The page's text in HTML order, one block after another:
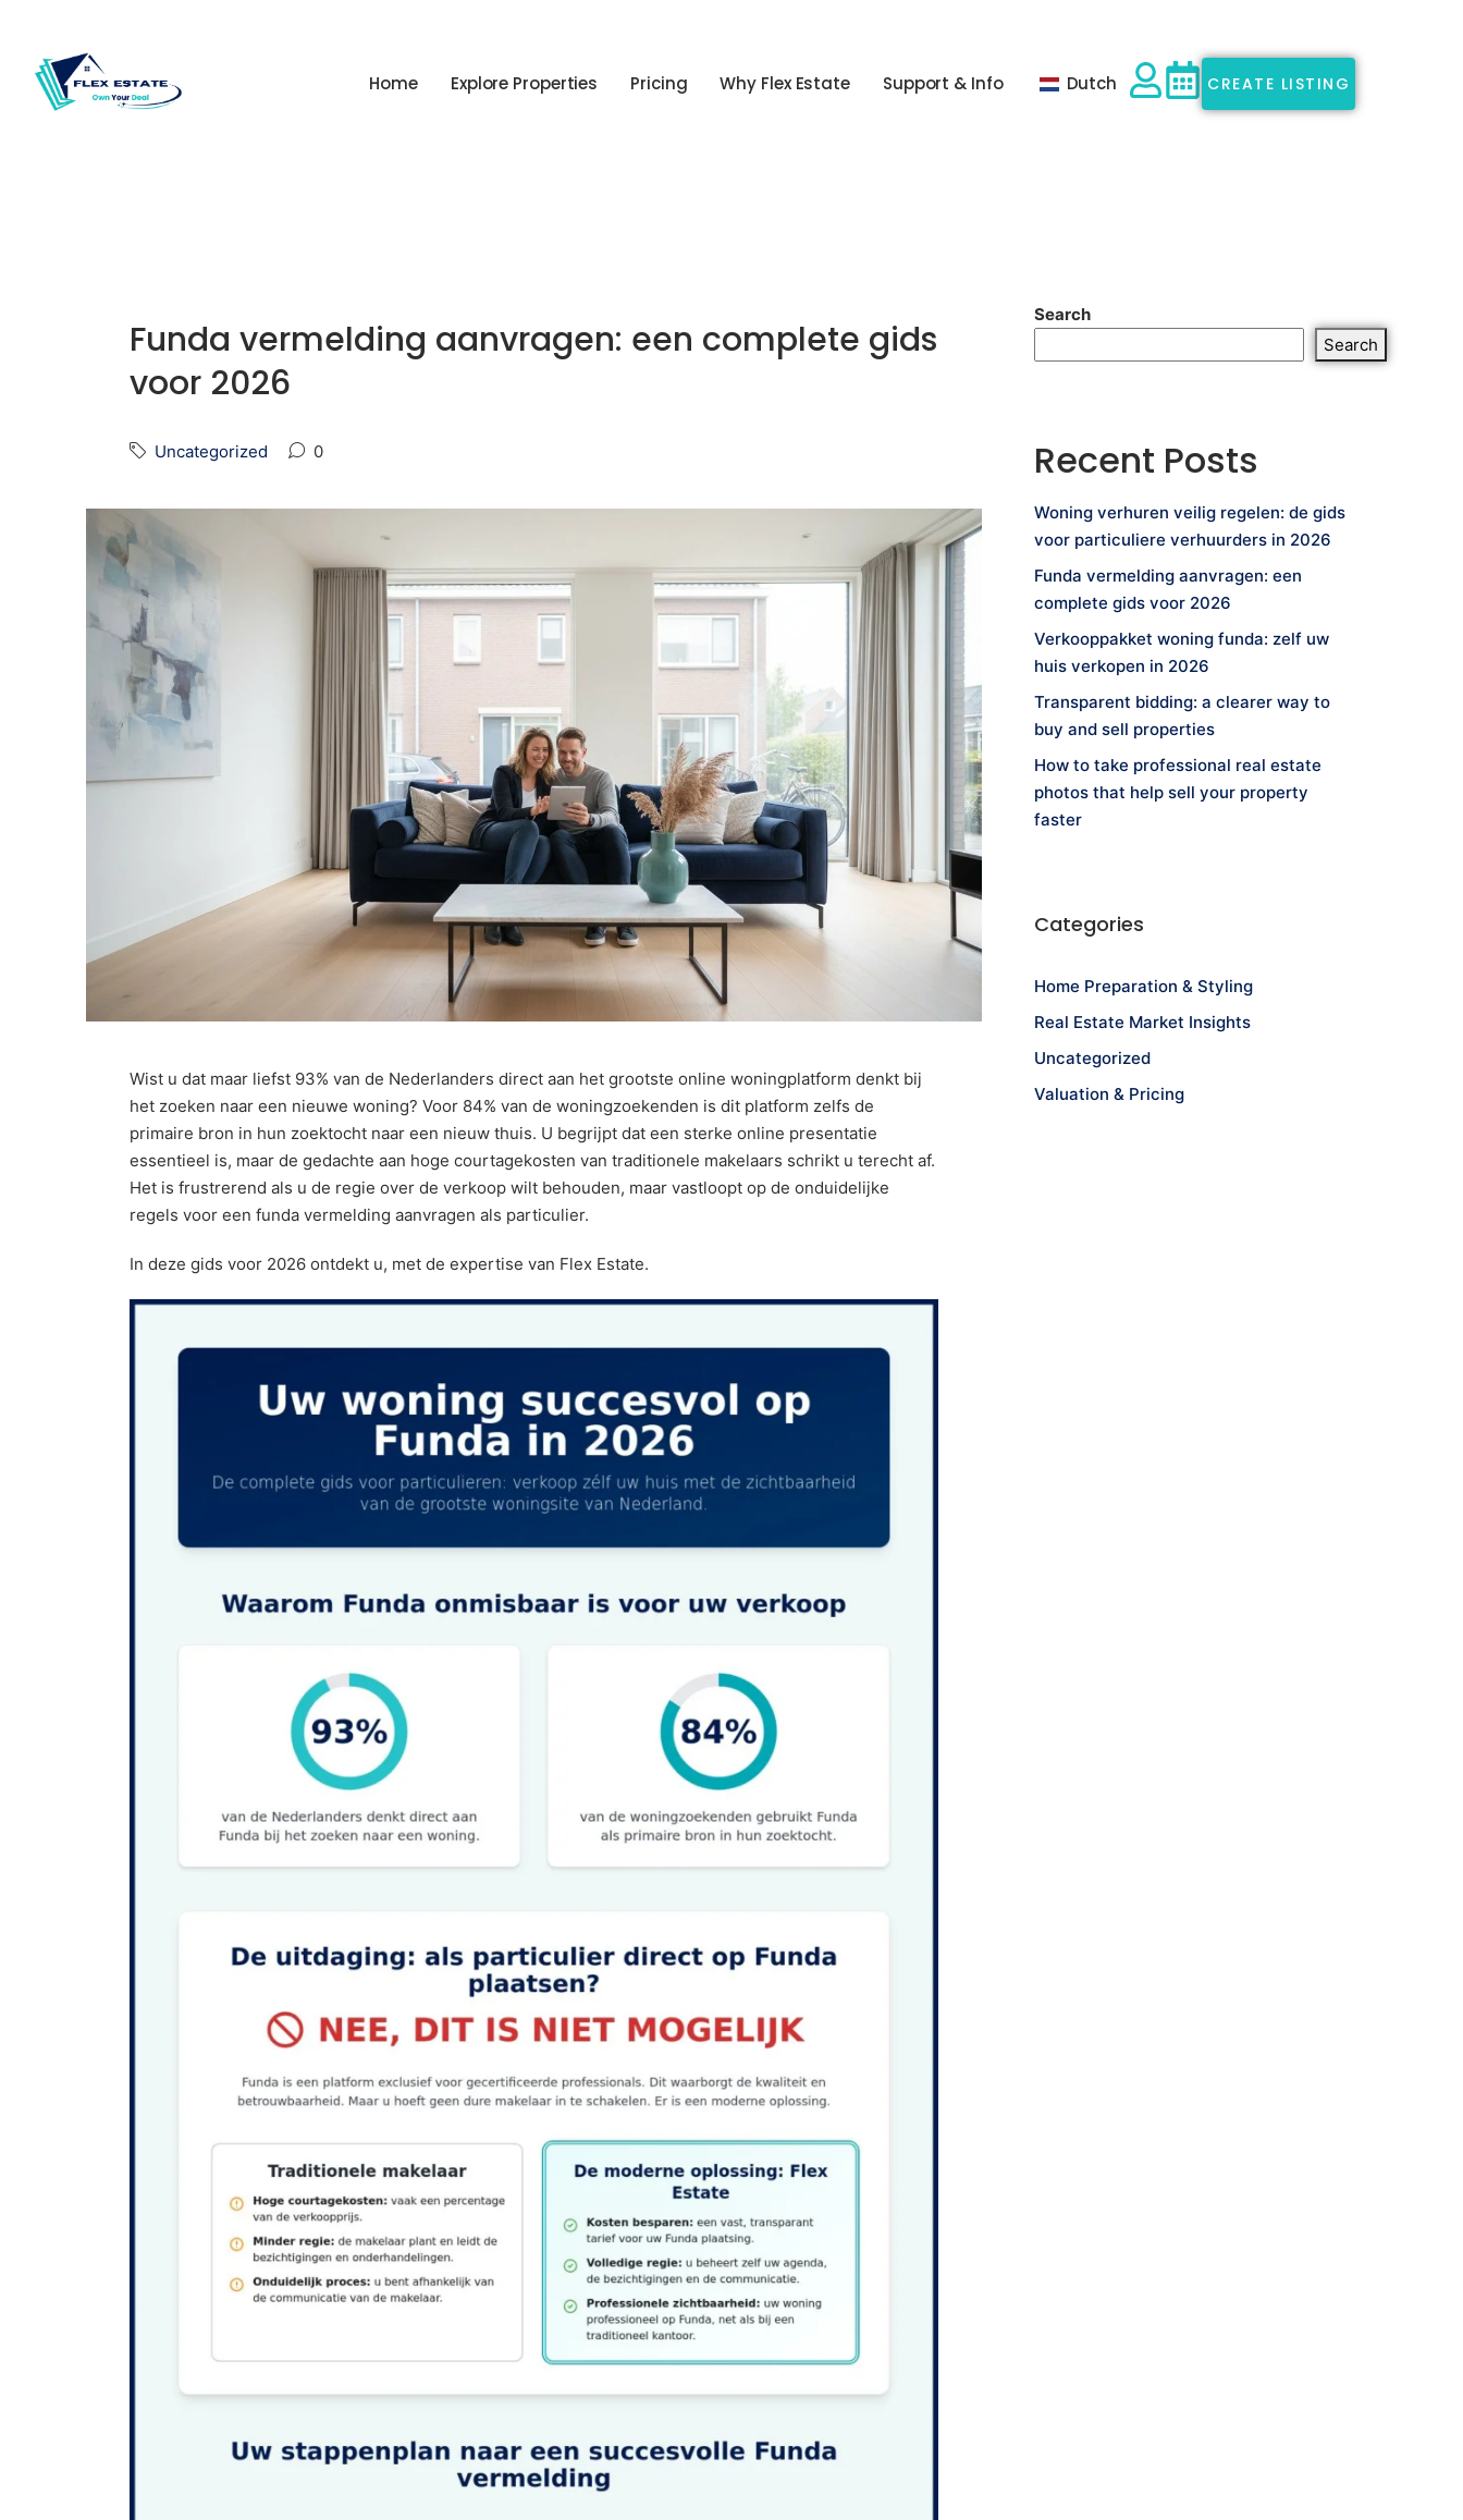
Home Explore Properties Pricing Why Flex Estate Support & Info Dutch CREATE LISTING
Funda vermelding aanvragen: een complete gids
voor 2026
Uncategorized 0
Wist u dat maar liefst 93% van de Nederlanders direct aan het grootste online woningplatform denkt bij
het zoeken naar een nieuwe woning? Voor 84% van de woningzoekenden is dit platform zelfs de
primaire bron in hun zoektocht naar een nieuw thuis. U begrijpt dat een sterke online presentatie
essentieel is, maar de gedachte aan hoge courtagekosten van traditionele makelaars schrikt u terecht af.
Het is frustrerend als u de regie over de verkoop wilt behouden, maar vastloopt op de onduidelijke
regels voor een funda vermelding aanvragen als particulier.
In deze gids voor 2026 ontdekt u, met de expertise van Flex Estate.
Search
Search
Recent Posts
Woning verhuren veilig regelen: de gids
voor particuliere verhuurders in 2026
Funda vermelding aanvragen: een
complete gids voor 2026
Verkooppakket woning funda: zelf uw
huis verkopen in 2026
Transparent bidding: a clearer way to
buy and sell properties
How to take professional real estate
photos that help sell your property
faster
Categories
Home Preparation & Styling
Real Estate Market Insights
Uncategorized
Valuation & Pricing